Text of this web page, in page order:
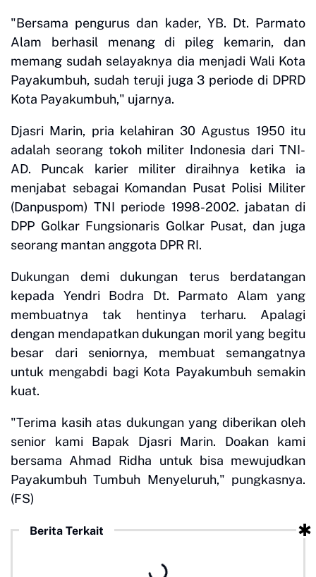
"Bersama pengurus dan kader, YB. Dt. Parmato
Alam berhasil menang di pileg kemarin, dan
memang sudah selayaknya dia menjadi Wali Kota
Payakumbuh, sudah teruji juga 3 periode di DPRD
Kota Payakumbuh," ujarnya.
Djasri Marin, pria kelahiran 30 Agustus 1950 itu
adalah seorang tokoh militer Indonesia dari TNI-
AD. Puncak karier militer diraihnya ketika ia
menjabat sebagai Komandan Pusat Polisi Militer
(Danpuspom) TNI periode 1998-2002. jabatan di
DPP Golkar Fungsionaris Golkar Pusat, dan juga
seorang mantan anggota DPR RI.
Dukungan demi dukungan terus berdatangan
kepada Yendri Bodra Dt. Parmato Alam yang
membuatnya tak hentinya terharu. Apalagi
dengan mendapatkan dukungan moril yang begitu
besar dari seniornya, membuat semangatnya
untuk mengabdi bagi Kota Payakumbuh semakin
kuat.
"Terima kasih atas dukungan yang diberikan oleh
senior kami Bapak Djasri Marin. Doakan kami
bersama Ahmad Ridha untuk bisa mewujudkan
Payakumbuh Tumbuh Menyeluruh," pungkasnya.
(FS)
Berita Terkait